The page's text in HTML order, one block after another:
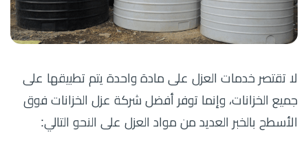
لا تقتصر خدمات العزل على مادة واحدة يتم تطبيقها على
جميع الخزانات، وإنما توفر أفضل شركة عزل الخزانات فوق
الأسطح بالخبر العديد من مواد العزل على النحو التالي: